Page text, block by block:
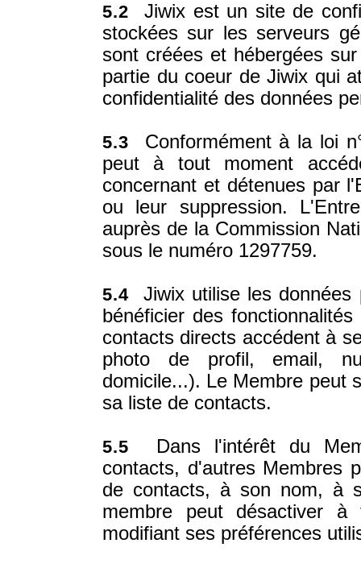
5.2 Jiwix est un site de
stockées sur les serveurs
sont créées et hébergées
partie du coeur de Jiwix qui
confidentialité des données
5.3 Conformément à la loi
peut à tout moment
concernant et détenues par
ou leur suppression.
auprès de la Commission
sous le numéro 1297759.
5.4 Jiwix utilise les données
bénéficier des
contacts directs accédent à
photo de profil, email,
domicile...). Le Membre peut
sa liste de contacts.
5.5 Dans l'intérêt du
contacts, d'autres Membres
de contacts, à son nom, à
membre peut désactiver à
modifiant ses préférences